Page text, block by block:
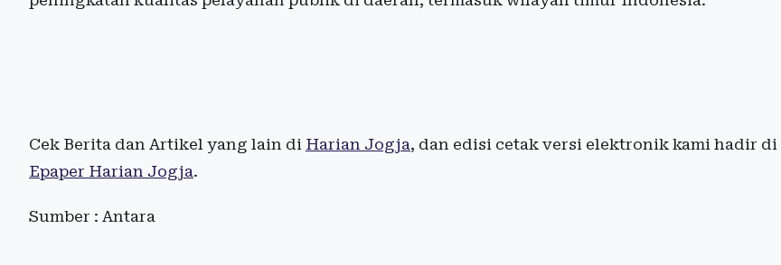
Cek Berita dan Artikel yang lain di Harian Jogja, dan edisi cetak versi elektronik kami hadir di
Epaper Harian Jogja.
Sumber : Antara